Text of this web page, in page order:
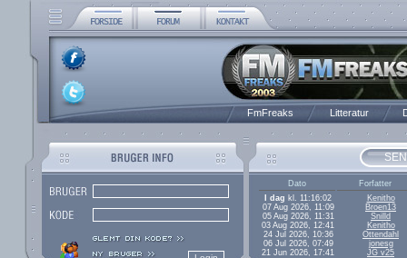
FmFreaks Litteratur
Dato
Forfatter
I dag kl. 11:16:02
Kenitho
07 Aug 2026, 11:09
Broen13
05 Aug 2026, 11:31
Snilld
03 Aug 2026, 12:41
Kenitho
24 Jul 2026, 10:36
Ottendahl
06 Jul 2026, 07:49
jonesg
21 Jun 2026, 17:41
JG v25